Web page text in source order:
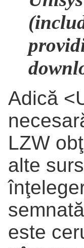
Adică
LZW
alte
este